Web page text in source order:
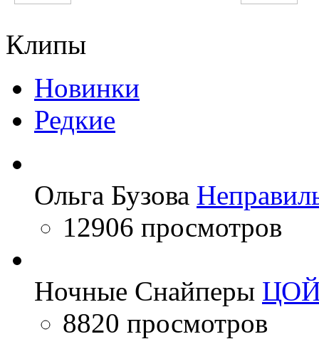
Клипы
Новинки
Редкие
Ольга Бузова
12906 просмотров
Ночные Снайперы
8820 просмотров